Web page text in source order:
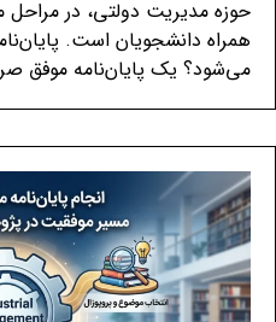
حوزه مدیریت دولتی، در
همراه دانشجویان است.
می‌شود؟ یک پایان‌نامه موفق